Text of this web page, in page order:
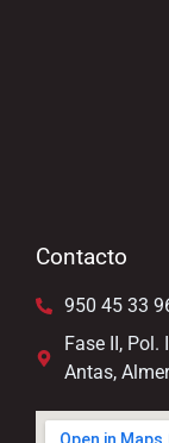
Contacto
950 45 33
Fase II, Pol.
Antas,